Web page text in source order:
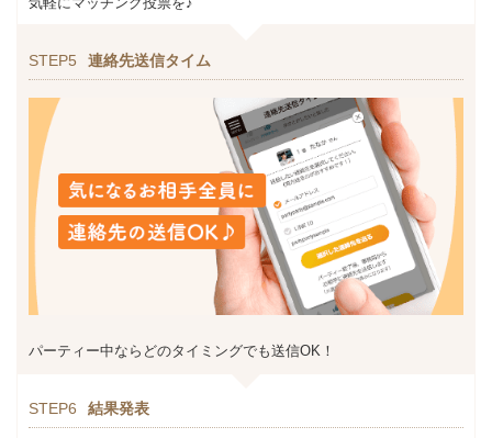
STEP5 連絡先送信タイム
パーティー中ならどのタイミングでも送信OK！
STEP6 結果発表